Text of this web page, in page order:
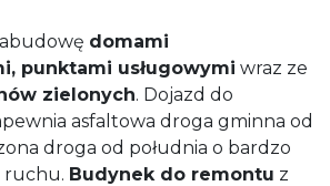
domami
punktami usługowymi wraz ze
zielonych. Dojazd do
asfaltowa droga gminna od
droga od południa o bardzo
ruchu. Budynek do remontu z